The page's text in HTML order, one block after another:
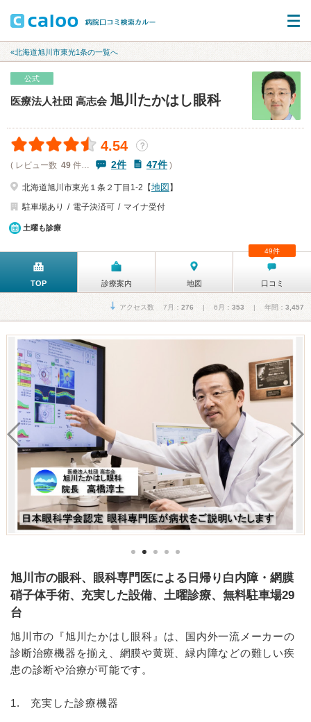
«北海道旭川市東光1条の一覧へ
公式
医療法人社団 高志会 旭川たかはし眼科
4.54
？
( レビュー数 49 件… 2件 47件)
北海道旭川市東光１条２丁目1-2【地図 】
駐車場あり
電子決済可 マイナ受付
土曜も診療
TOP 診療案内 地図 口コミ
49件
アクセス数 7月： 276 | 6月： 353 | 年間： 3,457
旭川市の眼科、眼科専門医による日帰り白内障・網膜
硝子体手術、充実した設備、土曜診療、無料駐車場29
台
旭川市の『旭川たかはし眼科』は、国内外一流メーカーの
診断治療機器を揃え、網膜や黄斑、緑内障などの難しい疾
患の診断や治療が可能です。
1. 充実した診療機器